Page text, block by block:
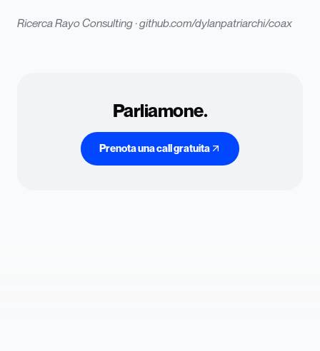
Ricerca Rayo Consulting ·github.com/dylanpatriarchi/coax
Parliamone.
Prenota una call gratuita